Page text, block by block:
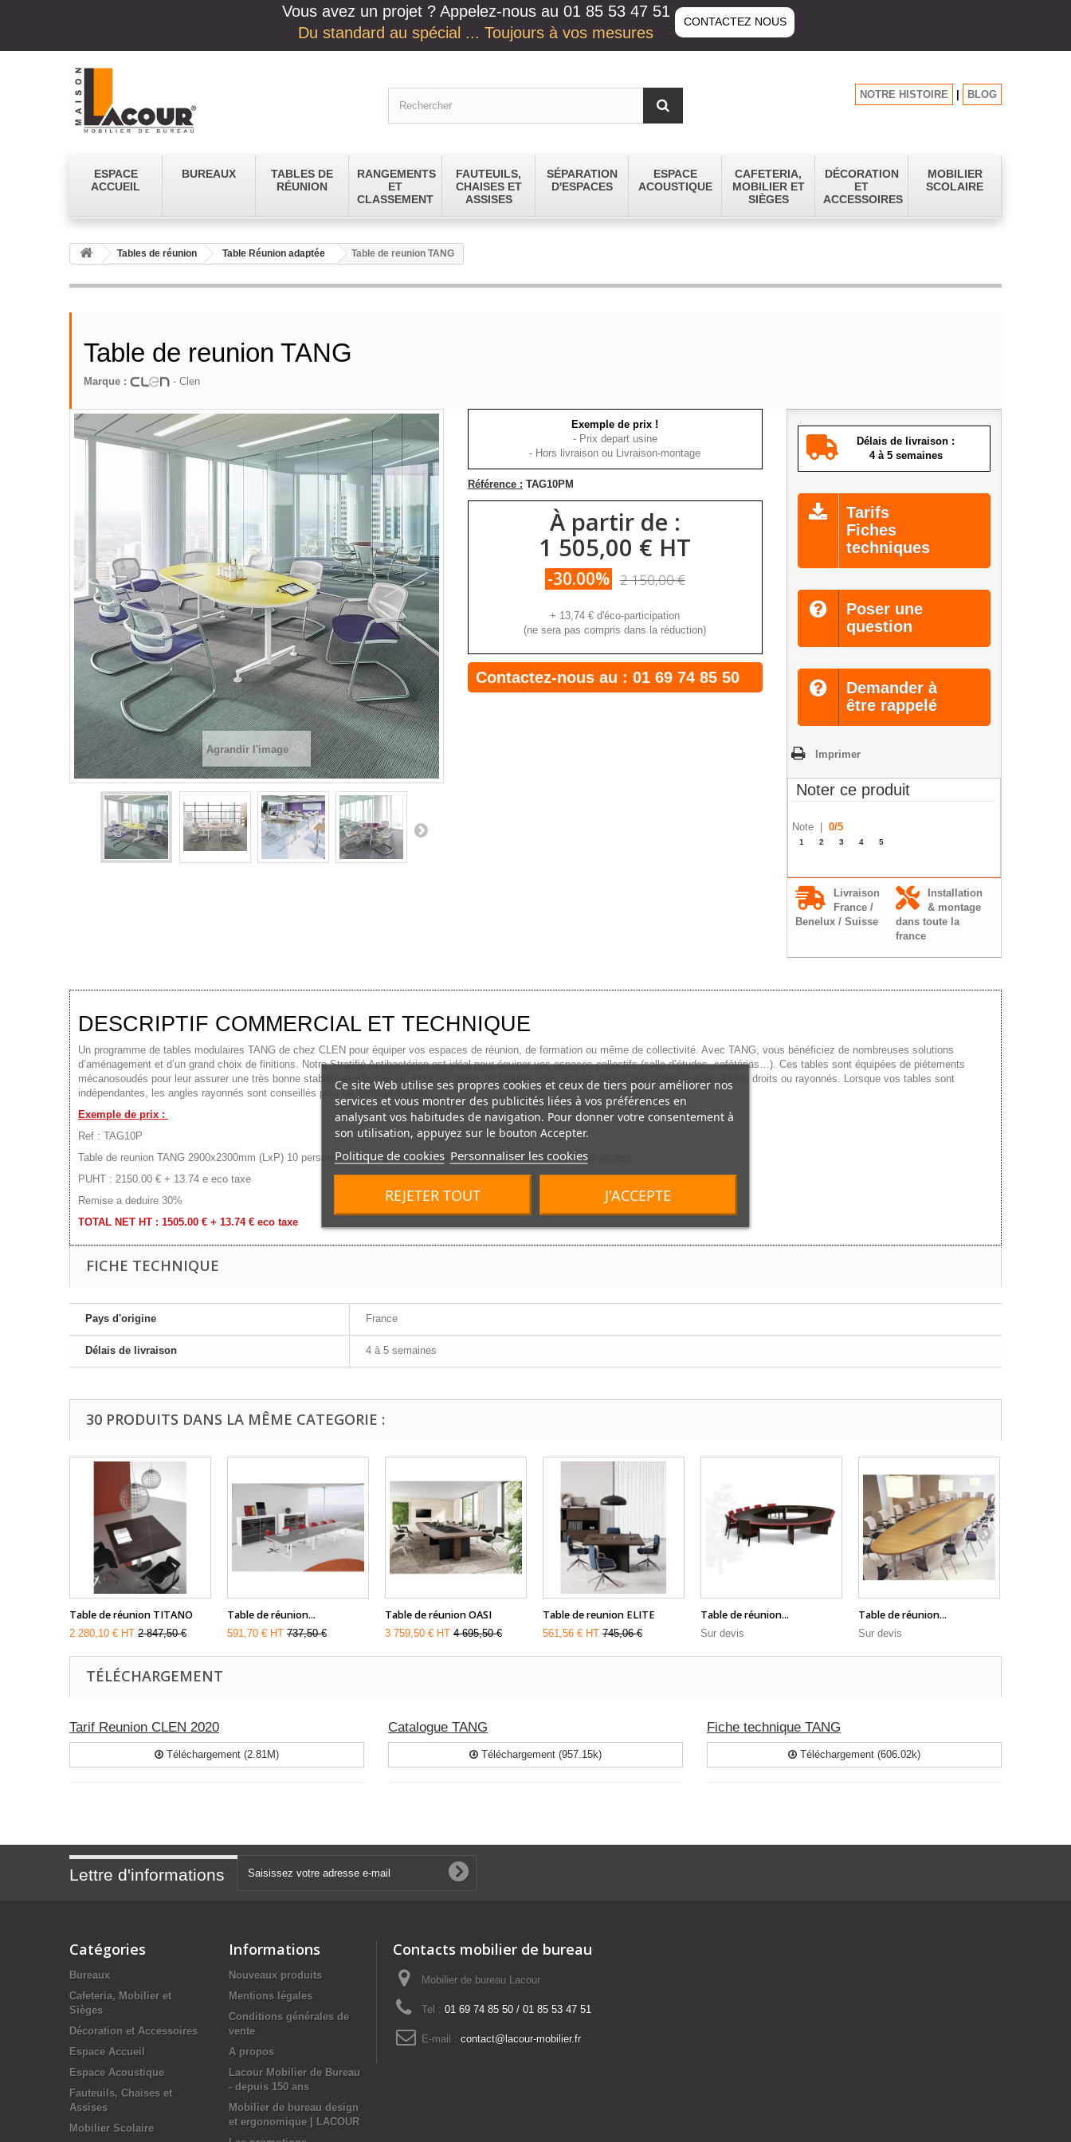
Vous avez un projet ? Appelez-nous au 01 85 53 47 51
Du standard au spécial ... Toujours à vos mesures
CONTACTEZ NOUS
NOTRE HISTOIRE BLOG
ESPACE
ACCUEIL
BUREAUX
TABLES DE
RÉUNION
RANGEMENTS
ET
CLASSEMENT
FAUTEUILS,
CHAISES ET
ASSISES
SÉPARATION
D'ESPACES
ESPACE
ACOUSTIQUE
CAFETERIA,
MOBILIER ET
SIÈGES
DÉCORATION
ET
ACCESSOIRES
MOBILIER
SCOLAIRE
Tables de réunion Table Réunion adaptée Table de reunion TANG
Table de reunion TANG
Marque : - Clen
Agrandir l'image
Exemple de prix !
- Prix depart usine
- Hors livraison ou Livraison-montage
Référence : TAG10PM
À partir de :
1 505,00 € HT
-30.00% 2 150,00 €
+ 13,74 € d'éco-participation
(ne sera pas compris dans la réduction)
Contactez-nous au : 01 69 74 85 50
Délais de livraison :
4 à 5 semaines
Tarifs
Fiches
techniques
Poser une
question
Demander à
être rappelé
Imprimer
Noter ce produit
Note | 0/5
1 2 3 4 5
Livraison
France /
Benelux / Suisse
Installation
& montage
dans toute la
france
DESCRIPTIF COMMERCIAL ET TECHNIQUE
Un programme de tables modulaires TANG de chez CLEN pour équiper vos espaces de réunion, de formation ou même de collectivité. Avec TANG, vous bénéficiez de nombreuses solutions
d’aménagement et d’un grand choix de finitions. Notre Stratifié Antibactérien est idéal pour équiper vos espaces collectifs (salle d’études, cafétérias…). Ces tables sont équipées de piétements
mécanosoudés pour leur assurer une très bonne stabilité et robustesse. Pour les tables rectangles vous pouvez choisir des plateaux avec angles droits ou rayonnés. Lorsque vos tables sont
indépendantes, les angles rayonnés sont conseillés pour un meilleur confort.
Exemple de prix :
Ref : TAG10P
Table de reunion TANG 2900x2300mm (LxP) 10 personnes Pietement acier epoxy et plateau melmainé sans top access
PUHT : 2150.00 € + 13.74 e eco taxe
Remise a deduire 30%
TOTAL NET HT : 1505.00 € + 13.74 € eco taxe
FICHE TECHNIQUE
Pays d'origine France
Délais de livraison 4 à 5 semaines
30 PRODUITS DANS LA MÊME CATEGORIE :
Table de réunion TITANO
2 280,10 € HT 2 847,50 €
Table de réunion...
591,70 € HT 737,50 €
Table de réunion OASI
3 759,50 € HT 4 695,50 €
Table de reunion ELITE
561,56 € HT 745,06 €
Table de réunion...
Sur devis
Table de réunion...
Sur devis
TÉLÉCHARGEMENT
Tarif Reunion CLEN 2020
Téléchargement (2.81M)
Catalogue TANG
Téléchargement (957.15k)
Fiche technique TANG
Téléchargement (606.02k)
Lettre d'informations
Catégories
Bureaux
Cafeteria, Mobilier et
Sièges
Décoration et Accessoires
Espace Accueil
Espace Acoustique
Fauteuils, Chaises et
Assises
Mobilier Scolaire
Informations
Nouveaux produits
Mentions légales
Conditions générales de
vente
A propos
Lacour Mobilier de Bureau
- depuis 150 ans
Mobilier de bureau design
et ergonomique | LACOUR
Contacts mobilier de bureau
Mobilier de bureau Lacour
Tel : 01 69 74 85 50 / 01 85 53 47 51
E-mail : contact@lacour-mobilier.fr
Ce site Web utilise ses propres cookies et ceux de tiers pour améliorer nos
services et vous montrer des publicités liées à vos préférences en
analysant vos habitudes de navigation. Pour donner votre consentement à
son utilisation, appuyez sur le bouton Accepter.
Politique de cookies Personnaliser les cookies
REJETER TOUT J'ACCEPTE